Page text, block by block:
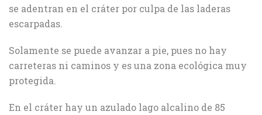
se adentran en el cráter por culpa de las laderas
escarpadas.
Solamente se puede avanzar a pie, pues no hay
carreteras ni caminos y es una zona ecológica muy
protegida.
En el cráter hay un azulado lago alcalino de 85